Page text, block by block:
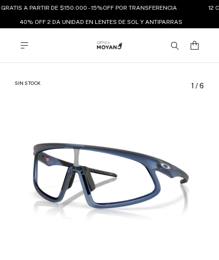
A PARTIR DE $150.000 - 15%OFF POR TRANSFERENCIA 12
40% OFF 2 DA UNIDAD EN LENTES DE SOL Y ANTIPARRAS
SIN STOCK 1 /6